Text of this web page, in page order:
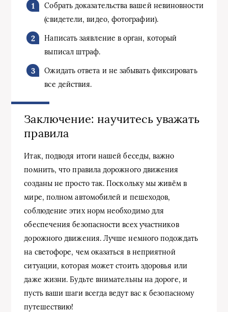
Собрать доказательства вашей невиновности
(свидетели, видео, фотографии).
Написать заявление в орган, который
выписал штраф.
Ожидать ответа и не забывать фиксировать
все действия.
Заключение: научитесь уважать
правила
Итак, подводя итоги нашей беседы, важно
помнить, что правила дорожного движения
созданы не просто так. Поскольку мы живём в
мире, полном автомобилей и пешеходов,
соблюдение этих норм необходимо для
обеспечения безопасности всех участников
дорожного движения. Лучше немного подождать
на светофоре, чем оказаться в неприятной
ситуации, которая может стоить здоровья или
даже жизни. Будьте внимательны на дороге, и
пусть ваши шаги всегда ведут вас к безопасному
путешествию!